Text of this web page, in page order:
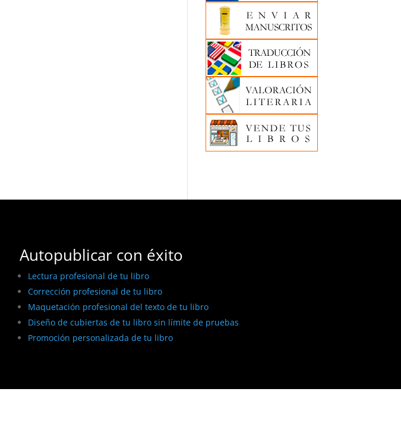
Autopublicar con éxito
Lectura profesional de tu libro
Corrección profesional de tu libro
Maquetación profesional del texto de tu libro
Diseño de cubiertas de tu libro sin límite de pruebas
Promoción personalizada de tu libro